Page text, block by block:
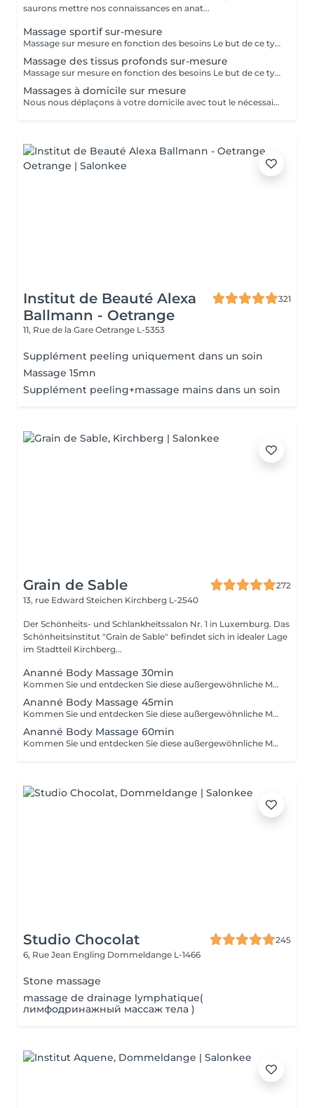
saurons mettre nos connaissances en anat...
Massage sportif sur-mesure
Massage sur mesure en fonction des besoins Le but de ce type de massage sera l'optimisation de la récupération musculaire entre les entraînements sportifs (circulation sanguine ramenée au coeur et muscles assouplis), le rythme sera élevé et la pression plus forte que lors d'un massage relaxant mais moins que pour un massage des tissus profonds
Massage des tissus profonds sur-mesure
Massage sur mesure en fonction des besoins Le but de ce type de massage sera de travailler plus en profondeur sur les zones de tensions et de douleur, le rythme est modéré et la pression élevée (mais toujours adaptée en fonction de votre ressenti)
Massages à domicile sur mesure
Nous nous déplaçons à votre domicile avec tout le nécessaire (table, serviettes, huile...) Déplacement à Luxembourg ville ou proche uniquement A noter que le massage durera entre 1h et 1h30 (selon votre réservation) après le temps de trajet. Ainsi si vous réservez pour 12h, prévoyez que le massage commence vers 12h30. Ce temps de trajet n'est pas facturé mais il est à prendre en compte dans le planning Merci de réserver ce service à domicile uniquement si vous souhaitez recevoir un massage dans le respect, aucune avance ou geste déplacé ne serait toléré.
Institut de Beauté Alexa
Ballmann - Oetrange
321
11, Rue de la Gare Oetrange L-5353
Supplément peeling uniquement dans un soin
Massage 15mn
Supplément peeling+massage mains dans un soin
Grain de Sable
272
13, rue Edward Steichen Kirchberg L-2540
Der Schönheits- und Schlankheitssalon Nr. 1 in Luxemburg. Das
Schönheitsinstitut "Grain de Sable" befindet sich in idealer Lage
im Stadtteil Kirchberg...
Ananné Body Massage 30min
Kommen Sie und entdecken Sie diese außergewöhnliche Massage ohne Verzögerung. Zuerst verwenden wir ein pflanzliches und reines Öl, dann massieren wir den ganzen Körper abwechselnd mit Bürsten und Steinen. Entspannung garantiert! Der Körper ist entspannt und straff.
Ananné Body Massage 45min
Kommen Sie und entdecken Sie diese außergewöhnliche Massage ohne Verzögerung. Zuerst verwenden wir ein pflanzliches und reines Öl, dann massieren wir den ganzen Körper abwechselnd mit Bürsten und Steinen. Entspannung garantiert! Der Körper ist entspannt und straff.
Ananné Body Massage 60min
Kommen Sie und entdecken Sie diese außergewöhnliche Massage ohne Verzögerung. Zuerst verwenden wir ein pflanzliches und reines Öl, dann massieren wir den ganzen Körper abwechselnd mit Bürsten und Steinen. Entspannung garantiert! Der Körper ist entspannt und straff.
Studio Chocolat
245
6, Rue Jean Engling Dommeldange L-1466
Stone massage
massage de drainage lymphatique(
лимфодринажный массаж тела )